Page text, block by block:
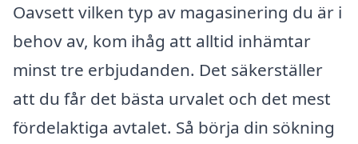
Oavsett vilken typ av magasinering du är i
behov av, kom ihåg att alltid inhämtar
minst tre erbjudanden. Det säkerställer
att du får det bästa urvalet och det mest
fördelaktiga avtalet. Så börja din sökning